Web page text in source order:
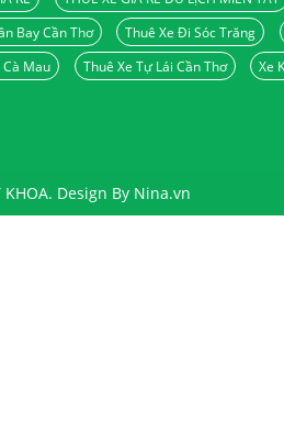
Bay Cần Thơ Thuê Xe Đi Sóc Trăng
Mau Thuê Xe Tự Lái Cần Thơ Xe
KHOA. Design By Nina.vn